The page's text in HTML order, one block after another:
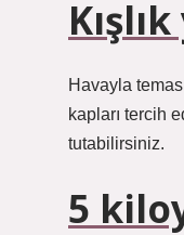
Havayla
kapları tercih
tutabilirsiniz.
5